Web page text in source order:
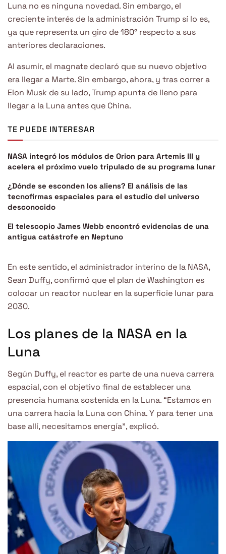
Luna no es ninguna novedad. Sin embargo, el
creciente interés de la administración Trump sí lo es,
ya que representa un giro de 180° respecto a sus
anteriores declaraciones.
Al asumir, el magnate declaró que su nuevo objetivo
era llegar a Marte. Sin embargo, ahora, y tras correr a
Elon Musk de su lado, Trump apunta de lleno para
llegar a la Luna antes que China.
TE PUEDE INTERESAR
NASA integró los módulos de Orion para Artemis III y
acelera el próximo vuelo tripulado de su programa lunar
¿Dónde se esconden los aliens? El análisis de las
tecnofirmas espaciales para el estudio del universo
desconocido
El telescopio James Webb encontró evidencias de una
antigua catástrofe en Neptuno
En este sentido, el administrador interino de la NASA,
Sean Duffy, confirmó que el plan de Washington es
colocar un reactor nuclear en la superficie lunar para
2030.
Los planes de la NASA en la
Luna
Según Duffy, el reactor es parte de una nueva carrera
espacial, con el objetivo final de establecer una
presencia humana sostenida en la Luna. “Estamos en
una carrera hacia la Luna con China. Y para tener una
base allí, necesitamos energía”, explicó.